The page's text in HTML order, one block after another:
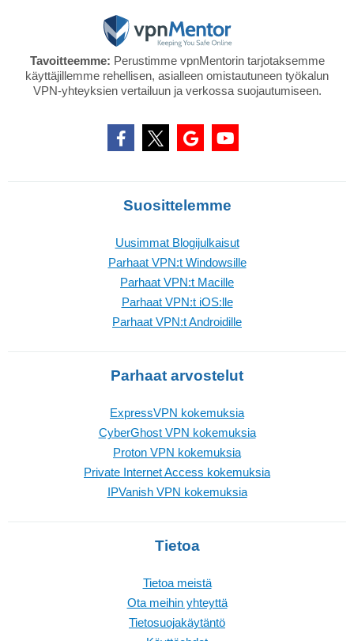
Tavoitteemme: Perustimme vpnMentorin tarjotaksemme
käyttäjillemme rehellisen, asialleen omistautuneen työkalun
VPN-yhteyksien vertailuun ja verkossa suojautumiseen.
Suosittelemme
Uusimmat Blogijulkaisut
Parhaat VPN:t Windowsille
Parhaat VPN:t Macille
Parhaat VPN:t iOS:lle
Parhaat VPN:t Androidille
Parhaat arvostelut
ExpressVPN kokemuksia
CyberGhost VPN kokemuksia
Proton VPN kokemuksia
Private Internet Access kokemuksia
IPVanish VPN kokemuksia
Tietoa
Tietoa meistä
Ota meihin yhteyttä
Tietosuojakäytäntö